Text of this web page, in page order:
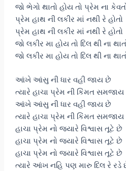
જો ભેગો થાતો હોય તો પ્રેમ ના
પ્રેમ હાથ ની લકીર માં નથી રે હોતો
પ્રેમ હાથ ની લકીર માં નથી રે હોતો
જો લકીર મા હોય તો દિલ થી ના
જો લકીર મા હોય તો દિલ થી ના
આંખે આંસુ ની ધાર વહી જાય છે
ત્યારે હાચા પ્રેમ ની કિંમત
આંખે આંસુ ની ધાર વહી જાય છે
ત્યારે હાચા પ્રેમ ની કિંમત
હાચા પ્રેમ નો જયારે વિશ્વાસ તૂટે છે
હાચા પ્રેમ નો જયારે વિશ્વાસ તૂટે છે
હાચા પ્રેમ નો જયારે વિશ્વાસ તૂટે છે
ત્યારે આંખ નહિ પણ મારુ દિલ રે રડે